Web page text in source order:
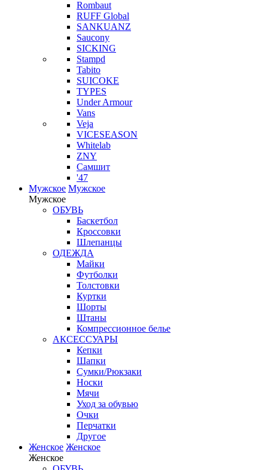
Rombaut
RUFF Global
SANKUANZ
Saucony
SICKING
Stampd
Tabito
SUICOKE
TYPES
Under Armour
Vans
Veja
VICESEASON
Whitelab
ZNY
Самшит
'47
Мужское Мужское
Мужское
ОБУВЬ
Баскетбол
Кроссовки
Шлепанцы
ОДЕЖДА
Майки
Футболки
Толстовки
Куртки
Шорты
Штаны
Компрессионное белье
АКСЕССУАРЫ
Кепки
Шапки
Сумки/Рюкзаки
Носки
Мячи
Уход за обувью
Очки
Перчатки
Другое
Женское Женское
Женское